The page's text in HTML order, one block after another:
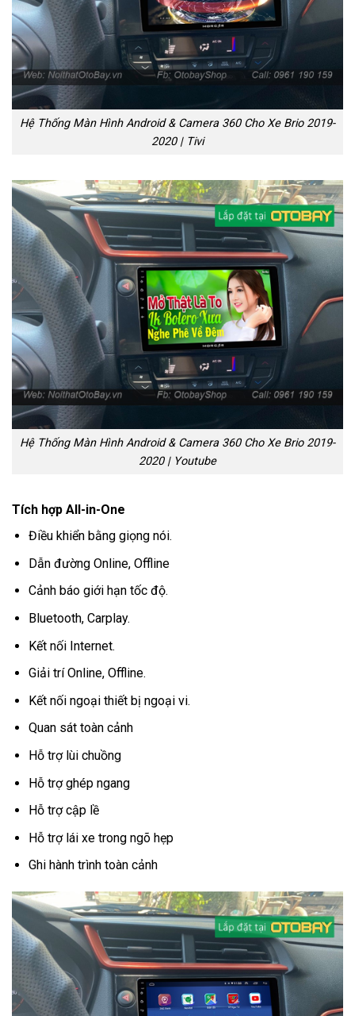
Hệ Thống Màn Hình Android & Camera 360 Cho Xe Brio 2019-
2020 | Tivi
Hệ Thống Màn Hình Android & Camera 360 Cho Xe Brio 2019-
2020 | Youtube
Tích hợp All-in-One
Điều khiển bằng giọng nói.
Dẫn đường Online, Offline
Cảnh báo giới hạn tốc độ.
Bluetooth, Carplay.
Kết nối Internet.
Giải trí Online, Offline.
Kết nối ngoại thiết bị ngoại vi.
Quan sát toàn cảnh
Hỗ trợ lùi chuồng
Hỗ trợ ghép ngang
Hỗ trợ cập lề
Hỗ trợ lái xe trong ngõ hẹp
Ghi hành trình toàn cảnh